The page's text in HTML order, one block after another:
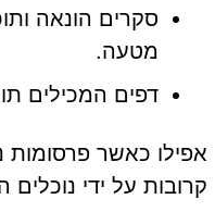
סקרים הונאה
מטעה.
דפים המכילים
אפילו כאשר פרסומות
קרובות על ידי